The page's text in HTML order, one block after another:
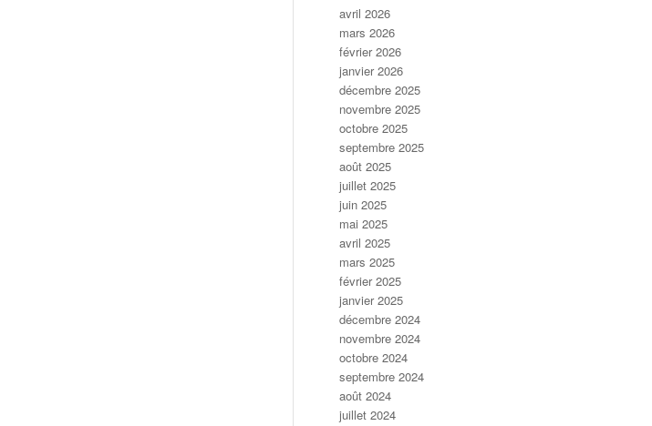
avril 2026
mars 2026
février 2026
janvier 2026
décembre 2025
novembre 2025
octobre 2025
septembre 2025
août 2025
juillet 2025
juin 2025
mai 2025
avril 2025
mars 2025
février 2025
janvier 2025
décembre 2024
novembre 2024
octobre 2024
septembre 2024
août 2024
juillet 2024